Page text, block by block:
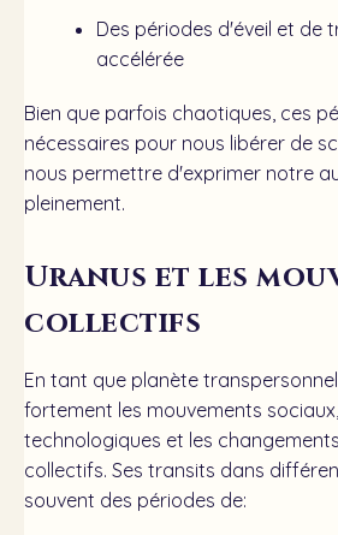
Des périodes d'éveil et de
accélérée
Bien que parfois chaotiques, ces
nécessaires pour nous libérer de
nous permettre d'exprimer notre
pleinement.
Uranus et les
collectifs
En tant que planète
fortement les mouvements
technologiques et les
collectifs. Ses transits dans
souvent des périodes de: